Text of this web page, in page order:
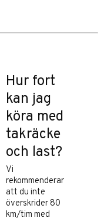
Hur fort
kan jag
köra med
takräcke
och last?
Vi
rekommenderar
att du inte
överskrider 80
km/tim med